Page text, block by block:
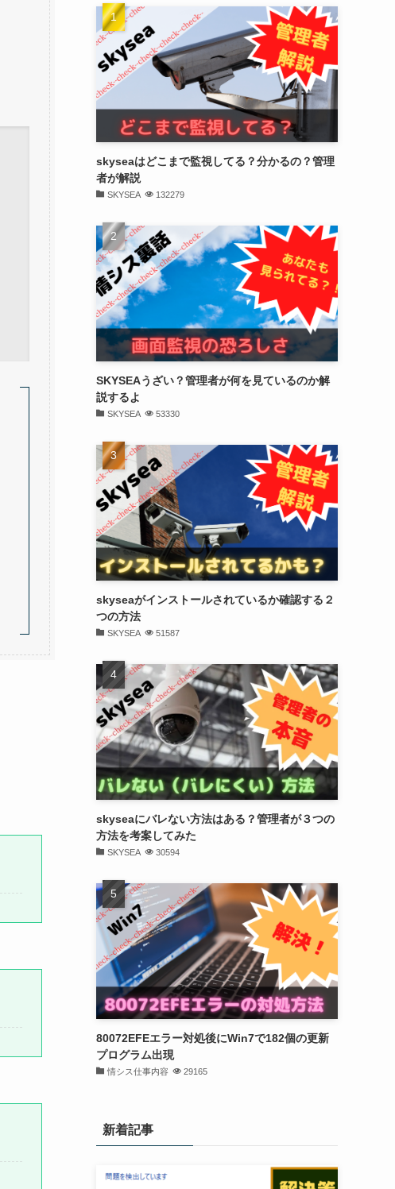
skyseaはどこまで監視してる？分かるの？管理
者が解説
SKYSEA 132279
SKYSEAうざい？管理者が何を見ているのか解
説するよ
SKYSEA 53330
skyseaがインストールされているか確認する２
つの方法
SKYSEA 51587
skyseaにバレない方法はある？管理者が３つの
方法を考案してみた
SKYSEA 30594
80072EFEエラー対処後にWin7で182個の更新
プログラム出現
情シス仕事内容 29165
新着記事